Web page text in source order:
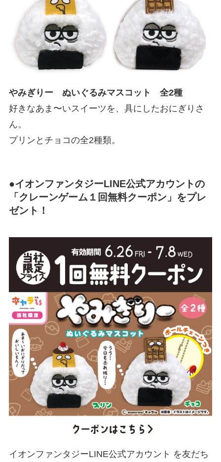
やみぎりー ぬいぐるみマスコット 全2種
好きなあま〜いスイーツを、具にしたおにぎりさ
ん。
プリンとチョコの全2種類。
●イオンファンタジーLINE公式アカウントの
「クレーンゲーム１回無料クーポン」をプレ
ゼント！
イオンファンタジーLINE公式アカウント を友だち